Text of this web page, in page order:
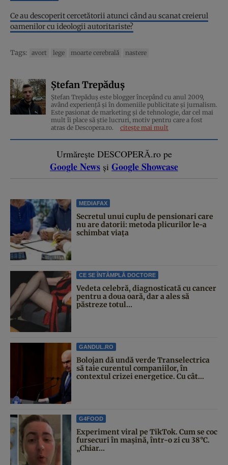
Ce au descoperit cercetătorii atunci când au scanat creierul
oamenilor cu ideologii autoritariste?
Tags: avort lege moarte cerebrală nastere
Ștefan Trepăduș
Ștefan Trepăduș este blogger începând cu anul 2009,
având experiență și în domeniile publicitate și jurnalism.
Este pasionat de marketing și de tehnologie, dar cel mai
mult îi place să știe lucruri, motiv pentru care a fost
atras de Descopera.ro.
citește mai mult
Urmărește DESCOPERĂ.ro pe
Google News și Google Showcase
MEDIAFAX
Secretul unui cuplu de pensionari care
nu are datorii: metoda plicurilor le-a
schimbat viața
CE SE ÎNTÂMPLĂ DOCTORE
Vedeta celebră, diagnosticată cu cancer
pentru a doua oară, dar a ales să
păstreze totul...
GANDUL.RO
Bolojan dă undă verde Transelectrica
să taie curentul companiilor, în
contextul crizei energetice. Cu cât...
G4FOOD
Experiment viral pe TikTok. Cum se coc
fursecuri în mașină, într-o zi cu 38°C.
„Chiar...